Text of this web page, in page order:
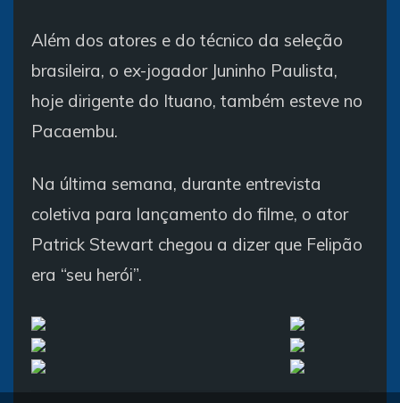
Além dos atores e do técnico da seleção
brasileira, o ex-jogador Juninho Paulista,
hoje dirigente do Ituano, também esteve no
Pacaembu.
Na última semana, durante entrevista
coletiva para lançamento do filme, o ator
Patrick Stewart chegou a dizer que Felipão
era “seu herói”.